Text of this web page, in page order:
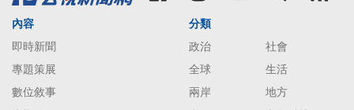
內容
即時新聞
專題策展
數位敘事
分類
政治
社會
全球
生活
兩岸
地方